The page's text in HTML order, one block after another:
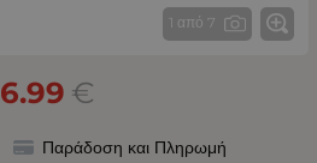
1 από 7
6.99 €
Παράδοση και Πληρωμή